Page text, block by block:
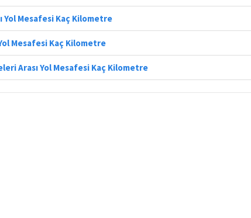
Yol Mesafesi Kaç Kilometre
Mesafesi Kaç Kilometre
Arası Yol Mesafesi Kaç Kilometre